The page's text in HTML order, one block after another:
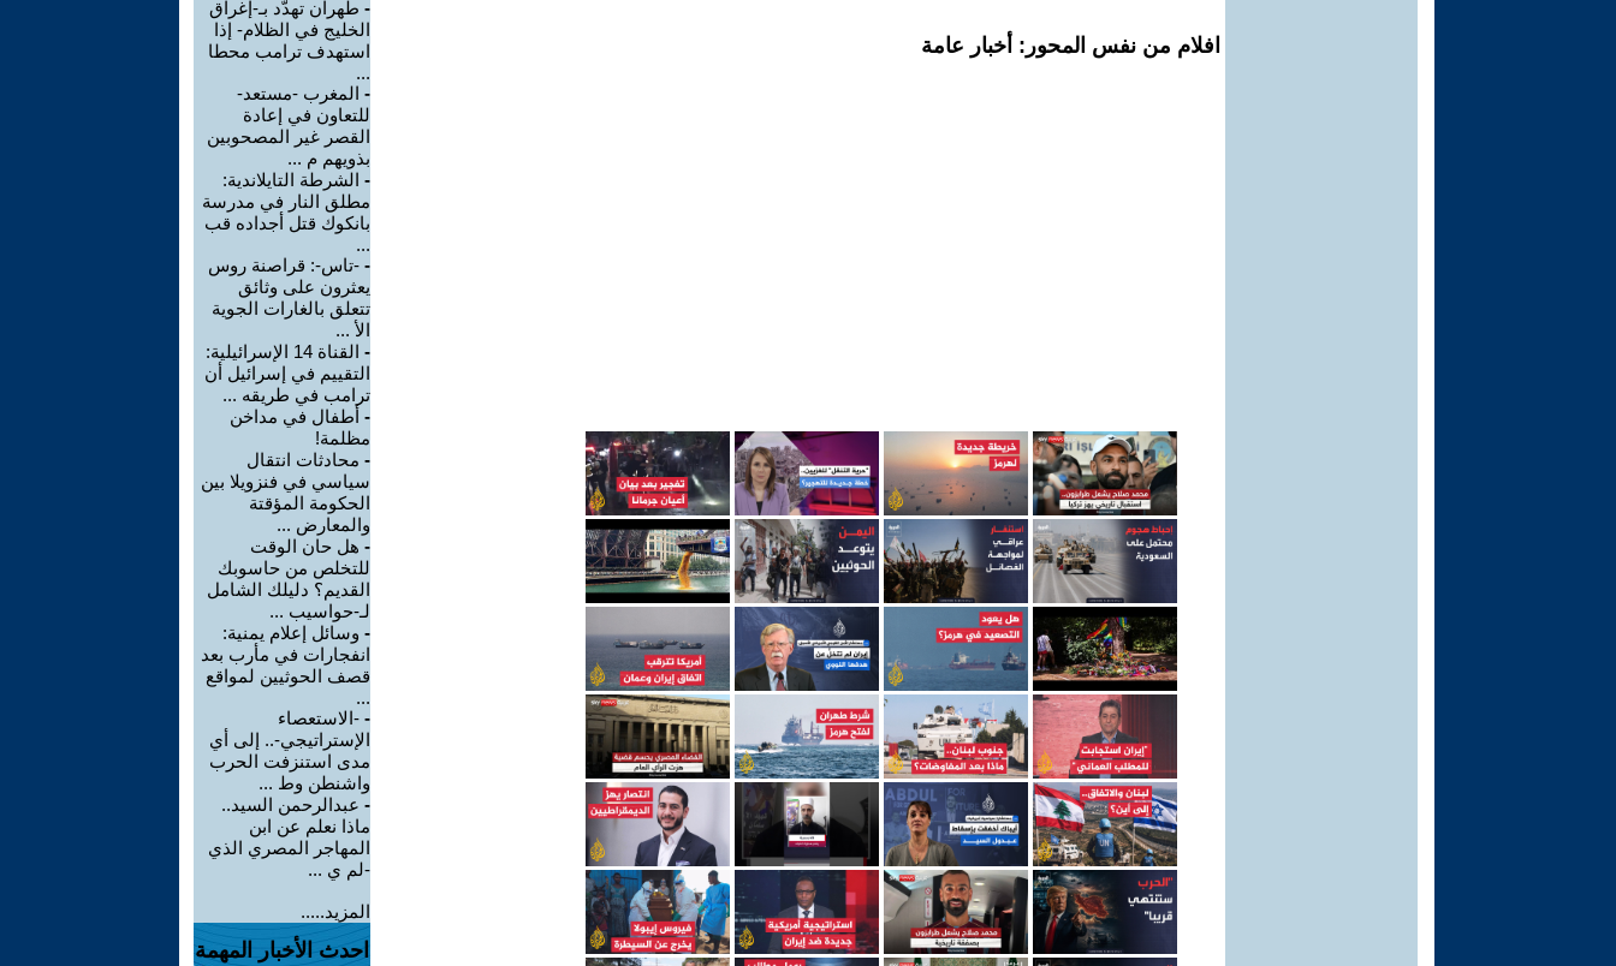
افلام من نفس المحور: أخبار عامة
- طهران تهدّد بـ-إغراق
الخليج في الظلام- إذا
استهدف ترامب محطا
...
- المغرب -مستعد-
للتعاون في إعادة
القصر غير المصحوبين
بذويهم م ...
- الشرطة التايلاندية:
مطلق النار في مدرسة
بانكوك قتل أجداده قب
...
- -تاس-: قراصنة روس
يعثرون على وثائق
تتعلق بالغارات الجوية
الأ ...
-
القناة 14 الإسرائيلية:
التقييم في إسرائيل أن
ترامب في طريقه ...
- أطفال في مداخن
مظلمة!
- محادثات انتقال
سياسي في فنزويلا بين
الحكومة المؤقتة
والمعارض ...
- هل حان الوقت
للتخلص من حاسوبك
القديم؟ دليلك الشامل
لـ-حواسيب ...
- وسائل إعلام يمنية:
انفجارات في مأرب بعد
قصف الحوثيين لمواقع
...
- -الاستعصاء
الإستراتيجي-.. إلى أي
مدى استنزفت الحرب
واشنطن وط ...
- عبدالرحمن السيد..
ماذا نعلم عن ابن
المهاجر المصري الذي
-لم ي ...
المزيد.....
احدث الأخبار المهمة